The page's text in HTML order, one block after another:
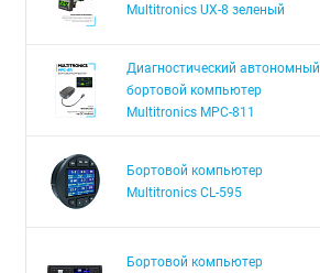
Multitronics UX-8 зеленый
Диагностический автономный
бортовой компьютер
Multitronics MPC-811
Бортовой компьютер
Multitronics СL-595
Бортовой компьютер